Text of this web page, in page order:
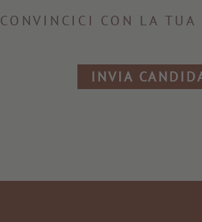
CONVINCICI CON LA
INVIA